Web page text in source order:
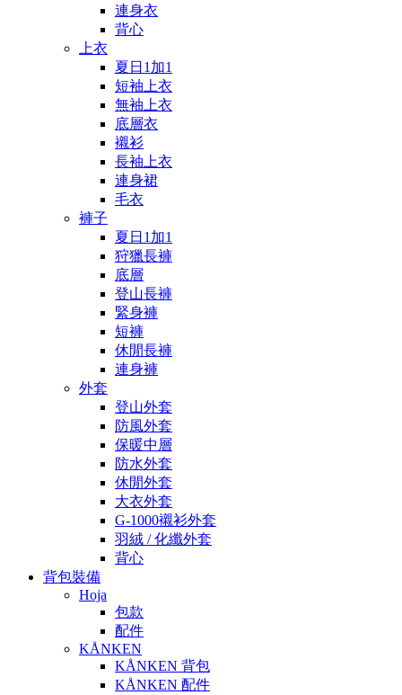
連身衣
背心
上衣
夏日1加1
短袖上衣
無袖上衣
底層衣
襯衫
長袖上衣
連身裙
毛衣
褲子
夏日1加1
狩獵長褲
底層
登山長褲
緊身褲
短褲
休閒長褲
連身褲
外套
登山外套
防風外套
保暖中層
防水外套
休閒外套
大衣外套
G-1000襯衫外套
羽絨 / 化纖外套
背心
背包裝備
Hoja
包款
配件
KÅNKEN
KÅNKEN 背包
KÅNKEN 配件